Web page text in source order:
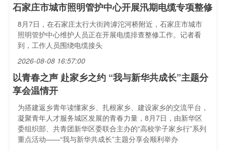
石家庄市城市照明管护中心开展汛期电缆专项整修
8月7日，在石家庄太行大街跨滹沱河桥附近，石家庄市城市
照明管护中心维护人员正在开展电缆排查整修工作。记者看
到，工作人员围绕电缆接头
2026-08-08 16:57:00
​以青春之声 赴家乡之约 “我与新华共成长”主题分
享会温情开
为搭建返乡青年读懂家乡、扎根家乡、建设家乡的交流平台，
凝聚青年人才服务城区发展的青春力量，8月7日，由新华区
委组织部、共青团新华区委联合主办的“高校学子家乡行”系列
重点活动——“我与新华共成长”主题分享会顺利举办